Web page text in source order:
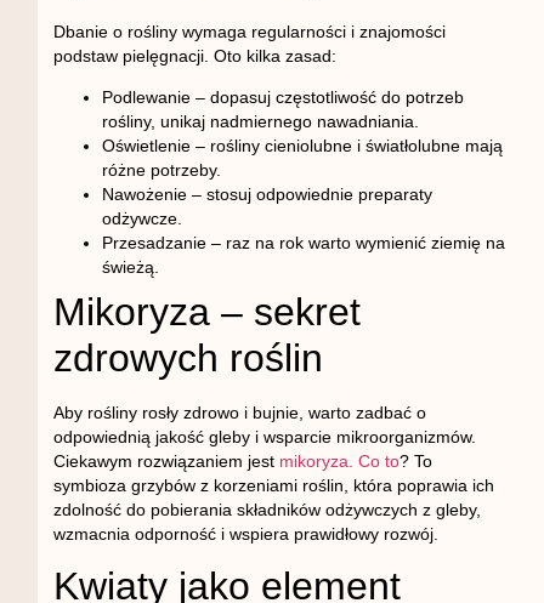
Dbanie o rośliny wymaga regularności i znajomości
podstaw pielęgnacji. Oto kilka zasad:
Podlewanie– dopasuj częstotliwość do potrzeb
rośliny, unikaj nadmiernego nawadniania.
Oświetlenie– rośliny cieniolubne i światłolubne mają
różne potrzeby.
Nawożenie– stosuj odpowiednie preparaty
odżywcze.
Przesadzanie– raz na rok warto wymienić ziemię na
świeżą.
Mikoryza – sekret
zdrowych roślin
Aby rośliny rosły zdrowo i bujnie, warto zadbać o
odpowiednią jakość gleby i wsparcie mikroorganizmów.
Ciekawym rozwiązaniem jest mikoryza. Co to? To
symbioza grzybów z korzeniami roślin, która poprawia ich
zdolność do pobierania składników odżywczych z gleby,
wzmacnia odporność i wspiera prawidłowy rozwój.
Kwiaty jako element